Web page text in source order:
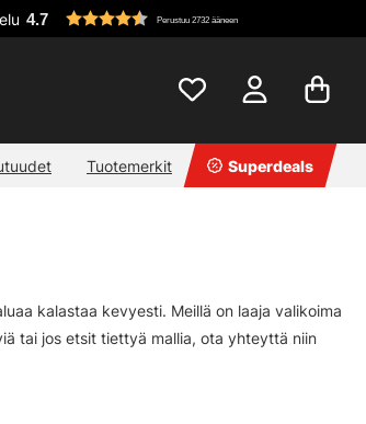
4.7 Perustuu 2732 ääneen
Tuotemerkit Superdeals
kalastaa kevyesti. Meillä on laaja valikoima
tai jos etsit tiettyä mallia, ota yhteyttä niin